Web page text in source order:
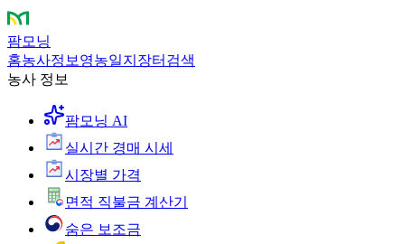
팜모닝
홈농사정보 영농일지 장터 검색
농사 정보
팜모닝 AI
실시간 경매 시세
시장별 가격
면적 직불금 계산기
숨은 보조금